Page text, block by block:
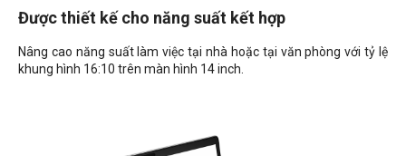
Được thiết kế cho năng suất kết hợp
Nâng cao năng suất làm việc tại nhà hoặc tại văn phòng với tỷ lệ
khung hình 16:10 trên màn hình 14 inch.